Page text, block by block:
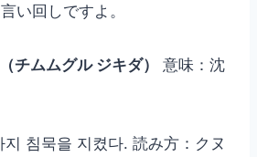
い回しですよ。
ムムグル ジキダ）
意味：沈
침묵을 지켰다. 読み方：クヌ